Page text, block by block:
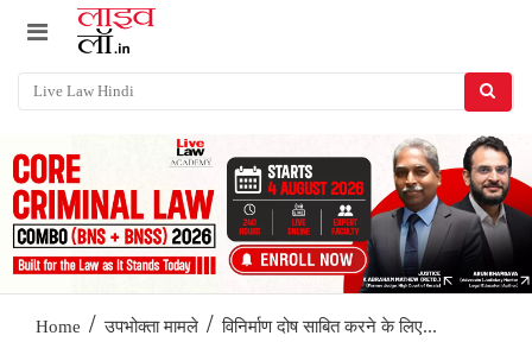
Home / उपभोक्ता मामले / विनिर्माण दोष साबित करने के लिए...